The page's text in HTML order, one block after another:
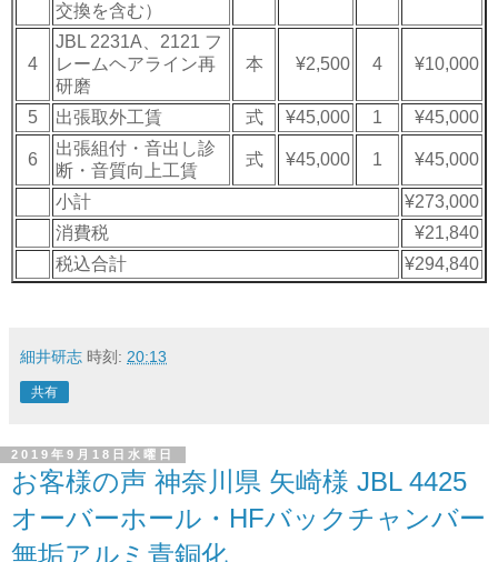
交換を含む）
4
JBL 2231A、2121 フ
レームヘアライン再
研磨
本 ¥2,500 4 ¥10,000
5 出張取外工賃 式 ¥45,000 1 ¥45,000
6
出張組付・音出し診
断・音質向上工賃
式 ¥45,000 1 ¥45,000
小計
¥273,000
消費税
¥21,840
税込合計
¥294,840
細井研志 時刻: 20:13
共有
2019年9月18日水曜日
お客様の声 神奈川県 矢崎様 JBL 4425
オーバーホール・HFバックチャンバー
無垢アルミ青銅化